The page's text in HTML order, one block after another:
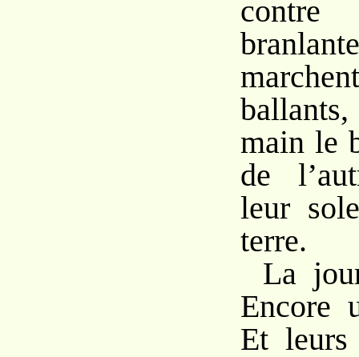
main le
de
leur
terre.
La
Encore
Et leurs